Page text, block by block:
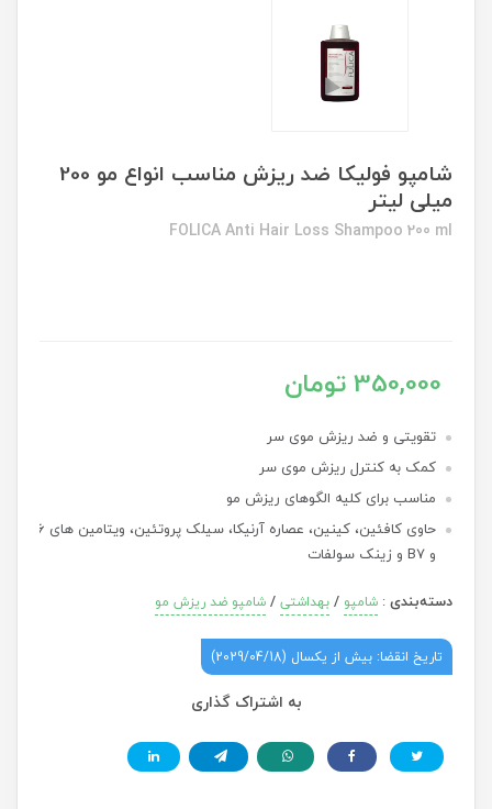
شامپو فولیکا ضد ریزش مناسب انواع مو 200
میلی لیتر
FOLICA Anti Hair Loss Shampoo 200 ml
350,000 تومان
تقویتی و ضد ریزش موی سر
کمک به کنترل ریزش موی سر
مناسب برای کلیه الگوهای ریزش مو
حاوی کافئین، کینین، عصاره آرنیکا، سیلک پروتئین، ویتامین های B6
و B7 و زینک سولفات
دسته‌بندی: شامپو /بهداشتی/شامپو ضد ریزش مو
تاریخ انقضا: بیش از یکسال (2029/04/18)
به اشتراک گذاری